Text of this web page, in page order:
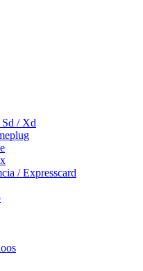
/ Xd
/ Expresscard